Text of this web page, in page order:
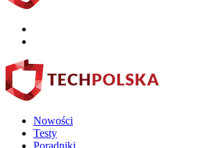
Nowości
Testy
Poradniki